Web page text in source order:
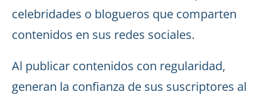
celebridades o blogueros que comparten
contenidos en sus redes sociales.
Al publicar contenidos con regularidad,
generan la confianza de sus suscriptores al